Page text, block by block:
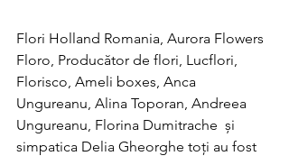
Flori Holland Romania, Aurora Flowers
Floro, Producător de flori, Lucflori,
Florisco, Ameli boxes, Anca
Ungureanu, Alina Toporan, Andreea
Ungureanu, Florina Dumitrache  și
simpatica Delia Gheorghe toți au fost